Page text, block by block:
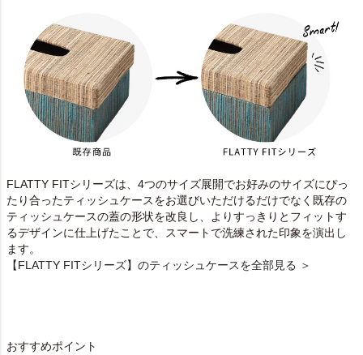
FLATTY FITシリーズは、4つのサイズ展開でお好みのサイズにぴっ
たり合ったティッシュケースをお選びいただけるだけでなく既存の
ティッシュケースの蓋の形状を改良し、よりすっきりとフィットす
るデザインに仕上げたことで、スマートで洗練された印象を演出し
ます。
【FLATTY FITシリーズ】のティッシュケースを全部見る ＞
おすすめポイント